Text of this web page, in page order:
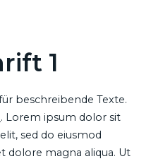
1
beschreibende Texte.
. Lorem ipsum dolor sit
sed do eiusmod
magna aliqua. Ut